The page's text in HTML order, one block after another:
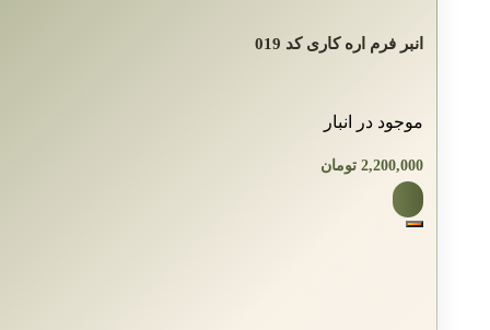
انبر فرم اره کاری کد 019
موجود در انبار
2,200,000 تومان